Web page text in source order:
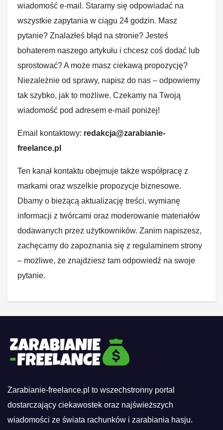
wiadomość e-mail. Staramy się odpowiadać na
wszystkie zapytania w ciągu 24 godzin. Masz
pytanie? Znalazłeś błąd na stronie? Jesteś
bohaterem naszego artykułu i chcesz coś dodać lub
sprostować? A może masz ciekawą propozycję?
Niezależnie od sprawy, napisz do nas – odpowiemy
tak szybko, jak to możliwe. Czekamy na Twoją
wiadomość pod adresem e-mail poniżej!
Email kontaktowy: redakcja@zarabianie-
freelance.pl
Ten kanał kontaktu obejmuje także współpracę z
markami oraz wszelkie propozycje biznesowe.
Dbamy o bieżącą aktualizację treści, wymianę
informacji z twórcami oraz moderowanie materiałów
dodawanych przez użytkowników. Zanim napiszesz,
zachęcamy do zapoznania się z regulaminem strony
– możliwe, że znajdziesz tam odpowiedź na swoje
pytanie.
Zarabianie-freelance.pl to wszechstronny portal
dostarczający ciekawostek oraz najświeższych
wiadomości ze świata rachunków i zarabiania hasju.